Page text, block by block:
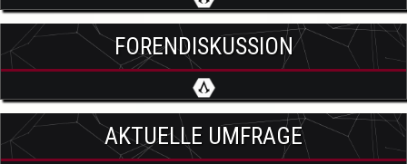
FORENDISKUSSION
AKTUELLE UMFRAGE